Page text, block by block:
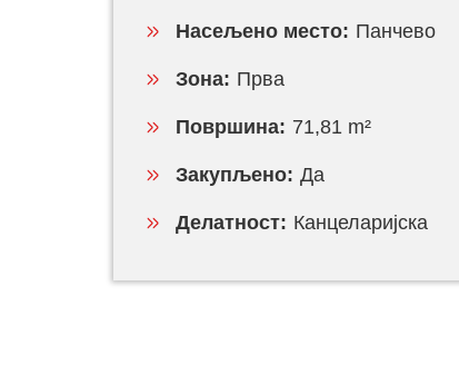
Насељено место: Панчево
Зона: Прва
Површина: 71,81 m²
Закупљено: Да
Делатност: Канцеларијска